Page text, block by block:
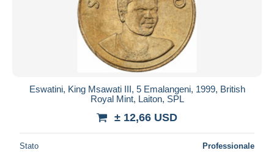
Eswatini, King Msawati III, 5 Emalangeni, 1999, British
Royal Mint, Laiton, SPL
± 12,66 USD
Stato Professionale